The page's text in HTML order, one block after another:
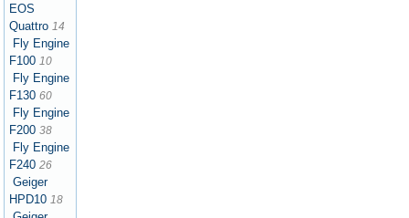
EOS
Quattro 14
Fly Engine
F100 10
Fly Engine
F130 60
Fly Engine
F200 38
Fly Engine
F240 26
Geiger
HPD10 18